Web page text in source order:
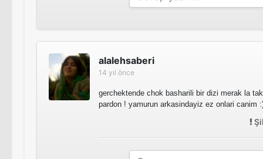
alalehsaberi
14 yıl önce
gerchektende chok basharili bir dizi merak la
pardon ! yamurun arkasindayiz ez onlari canim